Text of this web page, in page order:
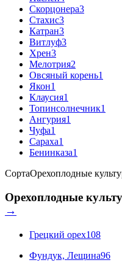
Скорцонера3
Стахис3
Катран3
Витлуф3
Хрен3
Мелотрия2
Овсяный корень1
Якон1
Клаусия1
Топинсолнечник1
Ангурия1
Чуфа1
Сараха1
Бенинказа1
СортаОрехоплодные
Орехоплодные
→
Грецкий орех108
Фундук, Лещина96